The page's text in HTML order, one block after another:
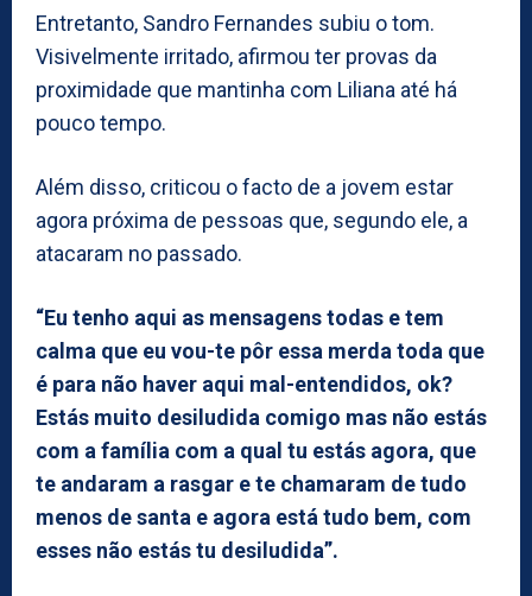
Entretanto, Sandro Fernandes subiu o tom.
Visivelmente irritado, afirmou ter provas da
proximidade que mantinha com Liliana até há
pouco tempo.
Além disso, criticou o facto de a jovem estar
agora próxima de pessoas que, segundo ele, a
atacaram no passado.
“Eu tenho aqui as mensagens todas e tem
calma que eu vou-te pôr essa merda toda que
é para não haver aqui mal-entendidos, ok?
Estás muito desiludida comigo mas não estás
com a família com a qual tu estás agora, que
te andaram a rasgar e te chamaram de tudo
menos de santa e agora está tudo bem, com
esses não estás tu desiludida”.